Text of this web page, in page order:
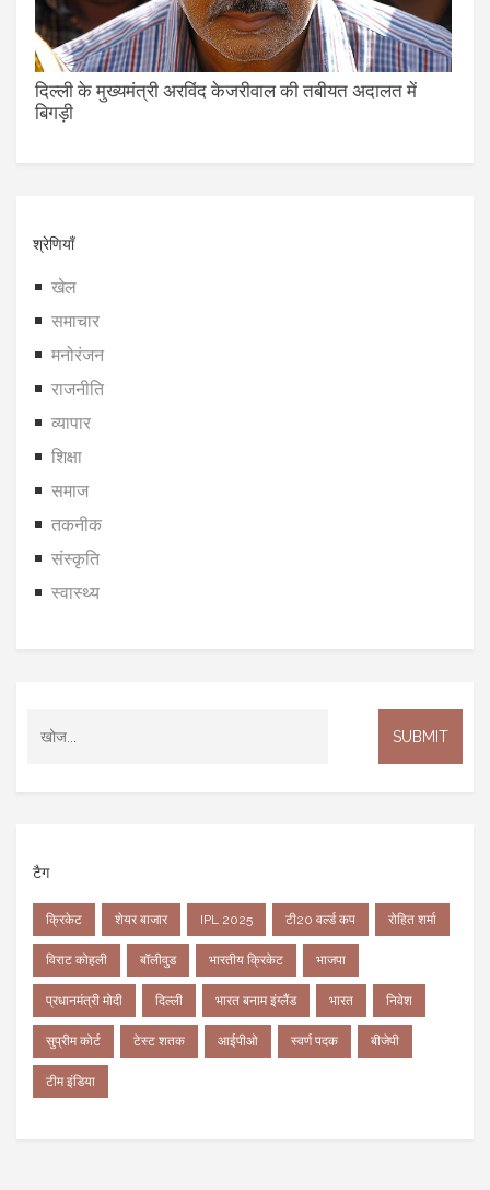
दिल्ली के मुख्यमंत्री अरविंद केजरीवाल की तबीयत अदालत में
बिगड़ी
श्रेणियाँ
खेल
समाचार
मनोरंजन
राजनीति
व्यापार
शिक्षा
समाज
तकनीक
संस्कृति
स्वास्थ्य
टैग
क्रिकेट शेयर बाजार IPL 2025 टी20 वर्ल्ड कप रोहित शर्मा
विराट कोहली बॉलीवुड भारतीय क्रिकेट भाजपा
प्रधानमंत्री मोदी दिल्ली भारत बनाम इंग्लैंड भारत निवेश
सुप्रीम कोर्ट टेस्ट शतक आईपीओ स्वर्ण पदक बीजेपी
टीम इंडिया